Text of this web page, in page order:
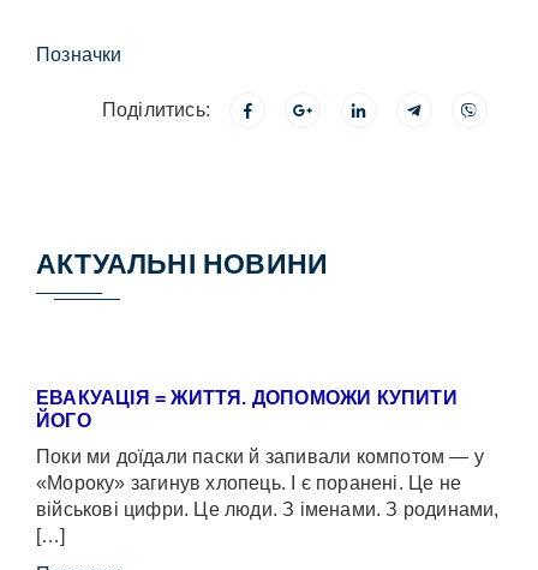
Позначки
Поділитись:
АКТУАЛЬНІ НОВИНИ
ЕВАКУАЦІЯ = ЖИТТЯ. ДОПОМОЖИ КУПИТИ
ЙОГО
Поки ми доїдали паски й запивали компотом — у
«Мороку» загинув хлопець. І є поранені. Це не
військові цифри. Це люди. З іменами. З родинами,
[…]